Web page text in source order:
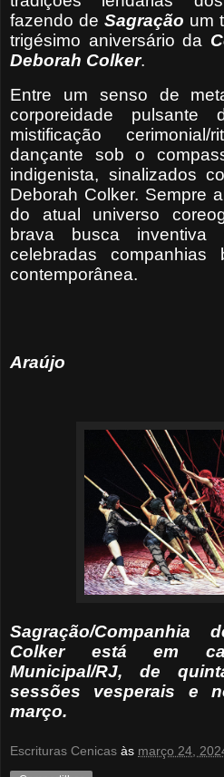
fazendo de Sagração um
trigésimo aniversário da
Deborah Colker.
Entre um senso de
corporeidade
mistificação
dançante sob o
indigenista, sinalizados
Deborah Colker. Sempre
do atual universo
brava busca
celebradas companhias
contemporânea.
Araújo
Sagração/Companhia
Colker está em
Municipal/RJ, de
sessões vesperais e
março.
Escrituras Cenicas às março 24,